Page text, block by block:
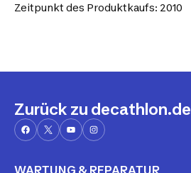
Zeitpunkt des Produktkaufs: 2010
Zurück zu decathlon.de
WARTUNG & REPARATUR